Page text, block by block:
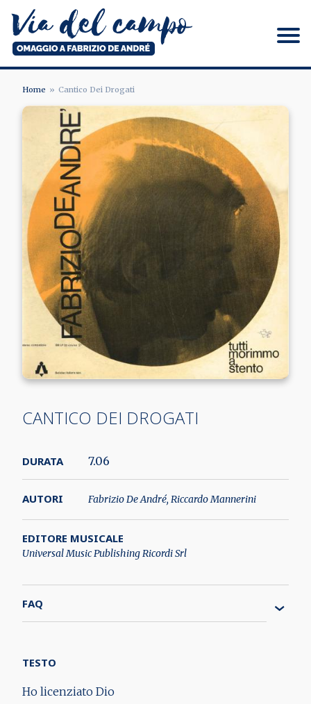
contenuto
principale
Via del campo
BRICIOLE
PANE
Home Cantico Dei Drogati
CANTICO DEI DROGATI
DURATA 7.06
AUTORI Fabrizio De André, Riccardo Mannerini
EDITORE MUSICALE
Universal Music Publishing Ricordi Srl
FAQ
TESTO
Ho licenziato Dio